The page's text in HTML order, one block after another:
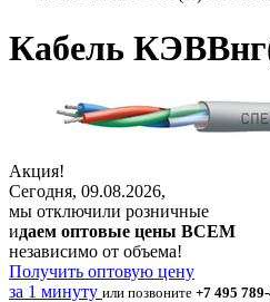
Кабель
Акция!
Сегодня, 09.08.2026,
мы отключили розничные
идаем оптовые цены ВСЕМ
независимо от объема!
Получить оптовую цену
за 1 минуту или позвоните +7 495